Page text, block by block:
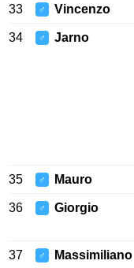
33 ♂ Vincenzo
34 ♂ Jarno
35 ♂ Mauro
36 ♂ Giorgio
37 ♂ Massimiliano